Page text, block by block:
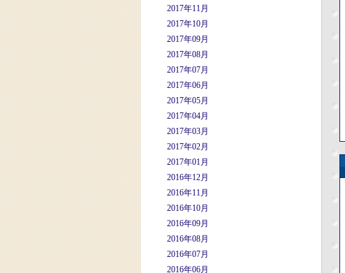
2017年11月
2017年10月
2017年09月
2017年08月
2017年07月
2017年06月
2017年05月
2017年04月
2017年03月
2017年02月
2017年01月
2016年12月
2016年11月
2016年10月
2016年09月
2016年08月
2016年07月
2016年06月